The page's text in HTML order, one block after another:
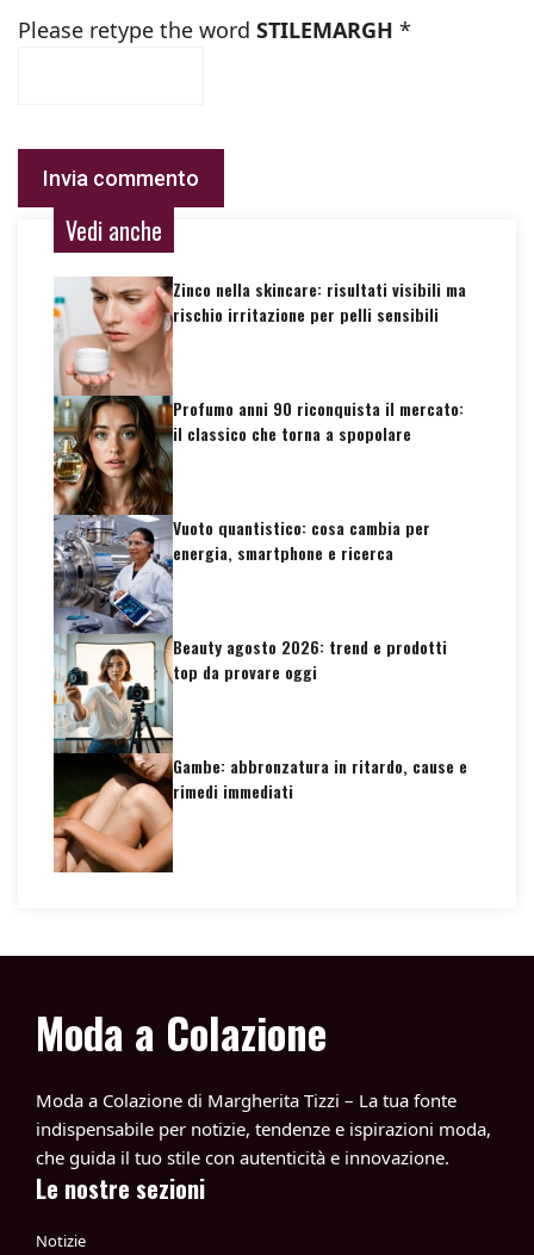
Please retype the word STILEMARGH *
Vedi anche
Zinco nella skincare: risultati visibili ma
rischio irritazione per pelli sensibili
Profumo anni 90 riconquista il mercato:
il classico che torna a spopolare
Vuoto quantistico: cosa cambia per
energia, smartphone e ricerca
Beauty agosto 2026: trend e prodotti
top da provare oggi
Gambe: abbronzatura in ritardo, cause e
rimedi immediati
Moda a Colazione
Moda a Colazione di Margherita Tizzi – La tua fonte
indispensabile per notizie, tendenze e ispirazioni moda,
che guida il tuo stile con autenticità e innovazione.
Le nostre sezioni
Notizie